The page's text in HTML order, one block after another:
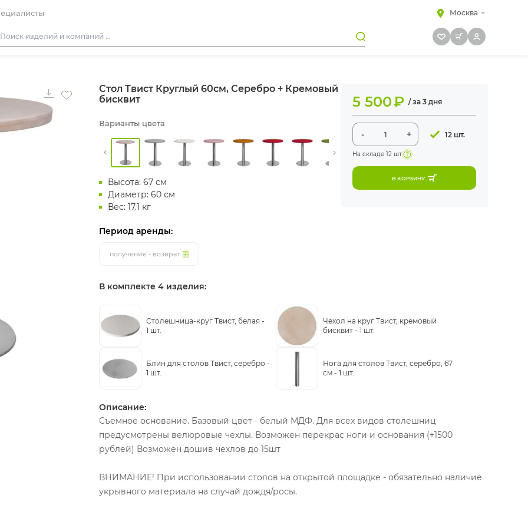
Москва
Диваны
Кресла
Стол Твист Круглый 60см, Серебро + Кремовый
бисквит
Варианты цвета
Высота: 67 см
Диаметр: 60 см
Вес: 17.1 кг
Период аренды:
получение - возврат
5 500₽ / за 3 дня
- + 12 шт.
На складе 12 шт
В КОРЗИНУ
В комплекте 4 изделия:
Столешница-круг Твист, белая -
1 шт.
Чехол на круг Твист, кремовый
бисквит - 1 шт.
Блин для столов Твист, серебро -
1 шт.
Нога для столов Твист, серебро, 67
см - 1 шт.
Описание:
Съемное основание. Базовый цвет - белый МДФ. Для всех видов столешниц
предусмотрены велюровые чехлы. Возможен перекрас ноги и основания (+1500
рублей) Возможен дошив чехлов до 15шт
ВНИМАНИЕ! При использовании столов на открытой площадке - обязательно наличие
укрывного материала на случай дождя/росы.